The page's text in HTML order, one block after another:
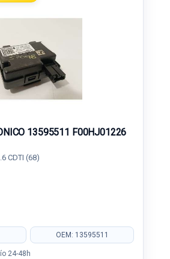
13595511 F00HJ01226
CDTI (68)
OEM: 13595511
24-48h